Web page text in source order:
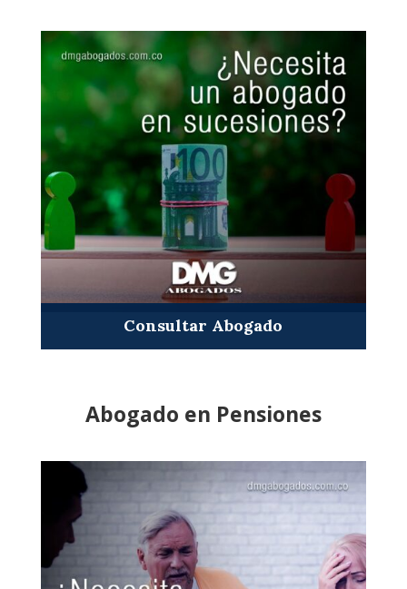
Consultar Abogado
Abogado en Pensiones